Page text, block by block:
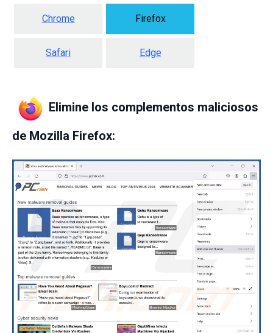
Chrome Firefox
Safari Edge
Elimine los complementos maliciosos
de Mozilla Firefox: